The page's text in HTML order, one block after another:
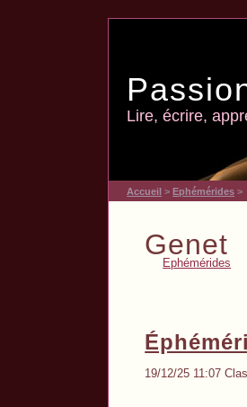
Lire, écrire,
Accueil >Ephémérides >
Genet
Ephémérides
19/12/25 11:07